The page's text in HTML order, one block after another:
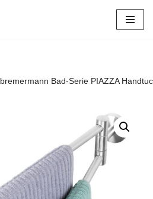
bremermann Bad-Serie PIAZZA